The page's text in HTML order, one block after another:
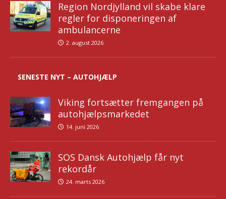
Region Nordjylland vil skabe klare
regler for disponeringen af
ambulancerne
2. august 2026
SENESTE NYT – AUTOHJÆLP
Viking fortsætter fremgangen på
autohjælpsmarkedet
14. juni 2026
SOS Dansk Autohjælp får nyt
rekordår
24. marts 2026